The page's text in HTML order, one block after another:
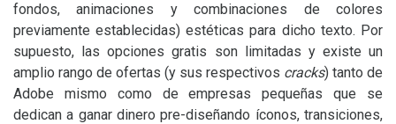
fondos, animaciones y combinaciones de colores
previamente establecidas) estéticas para dicho texto. Por
supuesto, las opciones gratis son limitadas y existe un
amplio rango de ofertas (y sus respectivos cracks) tanto de
Adobe mismo como de empresas pequeñas que se
dedican a ganar dinero pre-diseñando íconos, transiciones,